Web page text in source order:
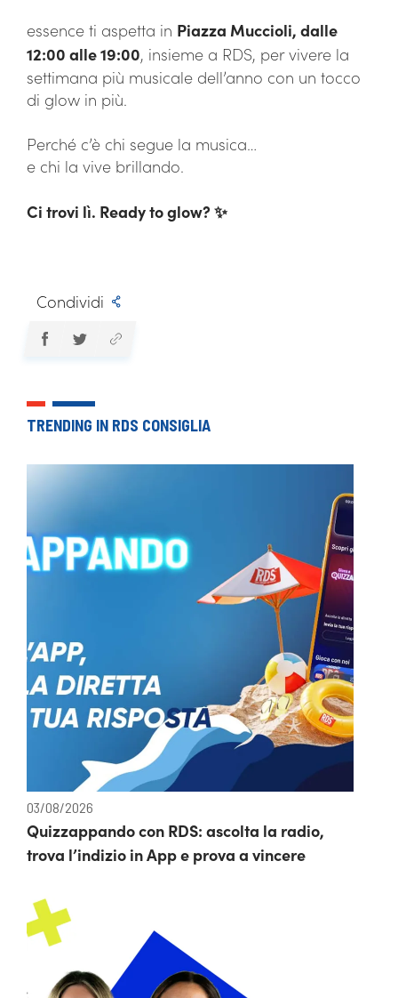
essence ti aspetta in Piazza Muccioli, dalle
12:00 alle 19:00, insieme a RDS, per vivere la
settimana più musicale dell’anno con un tocco
di glow in più.
Perché c’è chi segue la musica…
e chi la vive brillando.
Ci trovi lì. Ready to glow? ✨
Condividi
TRENDING IN RDS CONSIGLIA
03/08/2026
Quizzappando con RDS: ascolta la radio,
trova l’indizio in App e prova a vincere